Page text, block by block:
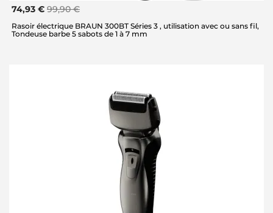
74,93 € 99,90 €
Rasoir électrique BRAUN 300BT Séries 3 , utilisation avec ou sans fil,
Tondeuse barbe 5 sabots de 1 à 7 mm